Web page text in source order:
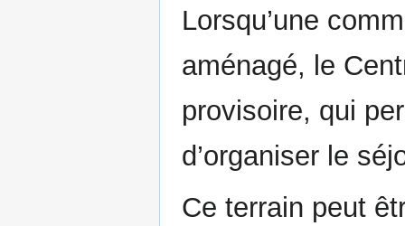
Lorsqu’une
aménagé, le
provisoire, qui
d’organiser le
Ce terrain peut